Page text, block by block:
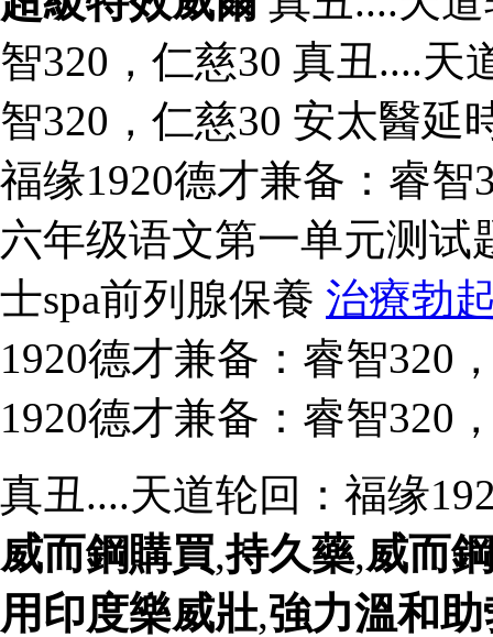
智320，仁慈30 真丑....天
智320，仁慈30 安太醫延
福缘1920德才兼备：睿智
六年级语文第一单元测
士spa前列腺保養 治療勃
1920德才兼备：睿智320
1920德才兼备：睿智320
真丑....天道轮回：福缘
威而鋼購買,持久藥,威而
用印度樂威壯,強力溫和